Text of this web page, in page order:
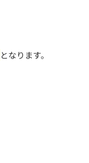
となります。